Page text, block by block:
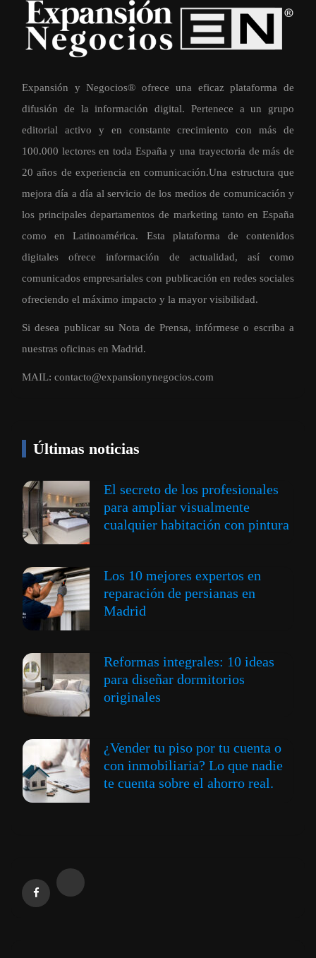
Expansión y Negocios® ofrece una eficaz plataforma de
difusión de la información digital. Pertenece a un grupo
editorial activo y en constante crecimiento con más de
100.000 lectores en toda España y una trayectoria de más de
20 años de experiencia en comunicación.Una estructura que
mejora día a día al servicio de los medios de comunicación y
los principales departamentos de marketing tanto en España
como en Latinoamérica. Esta plataforma de contenidos
digitales ofrece información de actualidad, así como
comunicados empresariales con publicación en redes sociales
ofreciendo el máximo impacto y la mayor visibilidad.
Si desea publicar su Nota de Prensa, infórmese o escriba a
nuestras oficinas en Madrid.
MAIL: contacto@expansionynegocios.com
Últimas noticias
El secreto de los profesionales
para ampliar visualmente
cualquier habitación con pintura
Los 10 mejores expertos en
reparación de persianas en
Madrid
Reformas integrales: 10 ideas
para diseñar dormitorios
originales
¿Vender tu piso por tu cuenta o
con inmobiliaria? Lo que nadie
te cuenta sobre el ahorro real.